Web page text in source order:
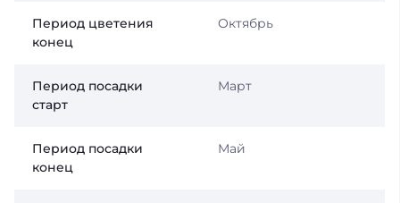
Период цветения
конец
Октябрь
Период посадки
старт
Март
Период посадки
конец
Май